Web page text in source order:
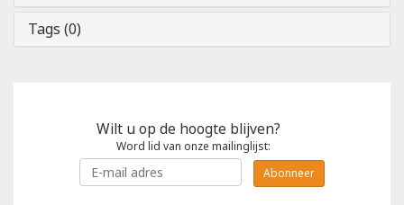
Tags (0)
Wilt u op de hoogte blijven?
Word lid van onze mailinglijst:
Abonneer